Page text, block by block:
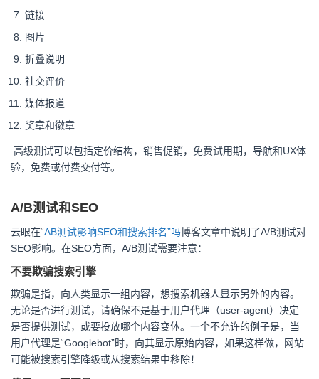
链接
图片
折叠说明
社交评价
媒体报道
奖章和徽章
高级测试可以包括定价结构，销售促销，免费试用期，导航和UX体
验，免费或付费交付等。
A/B测试和SEO
云眼在“AB测试影响SEO和搜索排名”吗博客文章中说明了A/B测试对
SEO影响。在SEO方面，A/B测试需要注意：
不要欺骗搜索引擎
欺骗是指，向人类显示一组内容，想搜索机器人显示另外的内容。
无论是否进行测试，请确保不是基于用户代理（user-agent）决定
是否提供测试，或要投放哪个内容变体。一个不允许的例子是，当
用户代理是“Googlebot”时，向其显示原始内容，如果这样做，网站
可能被搜索引擎降级或从搜索结果中移除！